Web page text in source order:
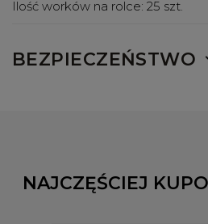
Ilość worków na rolce: 25 szt.
BEZPIECZEŃSTWO
NAJCZĘŚCIEJ